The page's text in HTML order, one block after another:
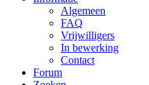
Algemeen
FAQ
Vrijwilligers
In bewerking
Contact
Forum